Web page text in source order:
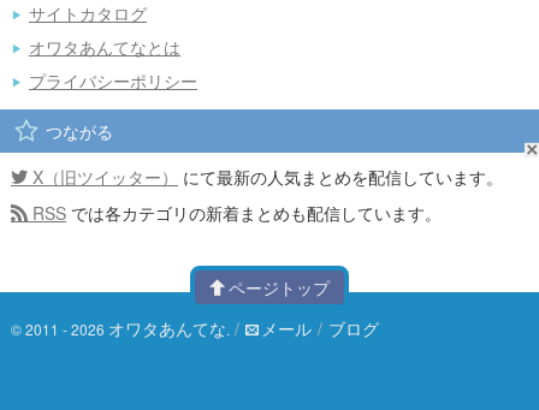
サイトカタログ
オワタあんてなとは
プライバシーポリシー
つながる
X（旧ツイッター）
にて最新の人気まとめを配信しています。
RSS では各カテゴリの新着まとめも配信しています。
ページトップ
© 2011 - 2026 オワタあんてな. / メール / ブログ